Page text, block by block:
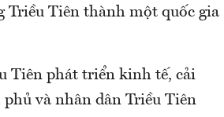
Triều Tiên thành một quốc gia
Tiên phát triển kinh tế, cải
và nhân dân Triều Tiên